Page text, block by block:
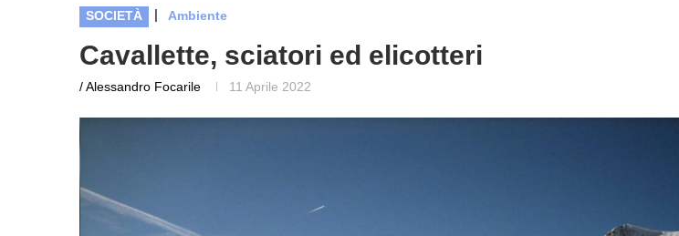
SOCIETÀ | Ambiente
Cavallette, sciatori ed elicotteri
/ Alessandro Focarile 11 Aprile 2022